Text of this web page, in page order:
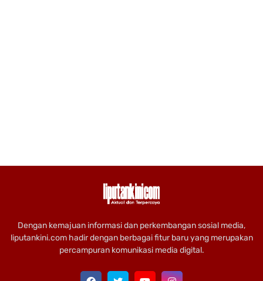
Dengan kemajuan informasi dan perkembangan sosial media,
liputankini.com hadir dengan berbagai fitur baru yang merupakan
percampuran komunikasi media digital.